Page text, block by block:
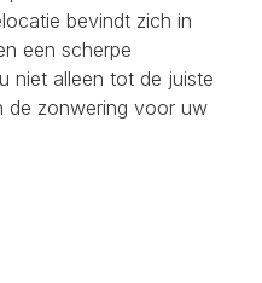
bevindt zich in
een scherpe
niet alleen tot de juiste
de zonwering voor uw